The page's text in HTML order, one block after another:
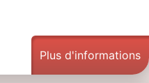
Plus d'informations